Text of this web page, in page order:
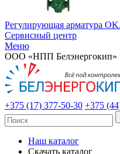
Регулирующая арматура
Сервисный центр
Меню
ООО «НПП Белэнергокип»
+375 (17) 377-50-30 +375
Наш каталог
Скачать каталог